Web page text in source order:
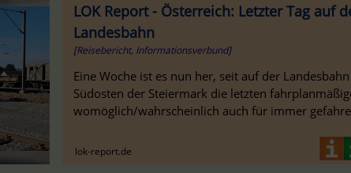
LOK Report - Österreich: Letzter Tag auf
Landesbahn
[Reisebericht, Informationsverbund]
Eine Woche ist es nun her, seit auf der
Südosten der Steiermark die letzten
womöglich/wahrscheinlich auch für immer
lok-report.de